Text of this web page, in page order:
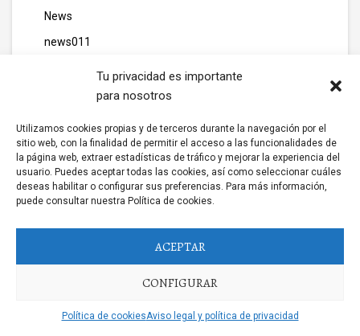
Tu privacidad es importante
para nosotros
Utilizamos cookies propias y de terceros durante la navegación por el
sitio web, con la finalidad de permitir el acceso a las funcionalidades de
la página web, extraer estadísticas de tráfico y mejorar la experiencia del
usuario. Puedes aceptar todas las cookies, así como seleccionar cuáles
deseas habilitar o configurar sus preferencias. Para más información,
puede consultar nuestra Política de cookies.
ACEPTAR
CONFIGURAR
Política de cookiesAviso legal y política de privacidad
News
news011
news12
news14
news2
news6